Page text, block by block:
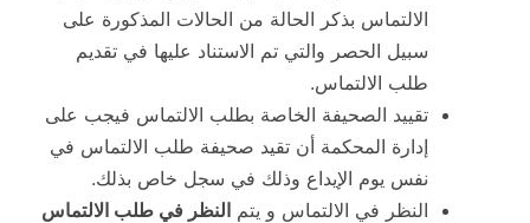
الالتماس بذكر الحالة من الحالات المذكورة على
سبيل الحصر والتي تم الاستناد عليها في تقديم
طلب الالتماس.
تقييد الصحيفة الخاصة بطلب الالتماس فيجب على
إدارة المحكمة أن تقيد صحيفة طلب الالتماس في
نفس يوم الإيداع وذلك في سجل خاص بذلك.
النظر في الالتماس و يتم النظر في طلب الالتماس